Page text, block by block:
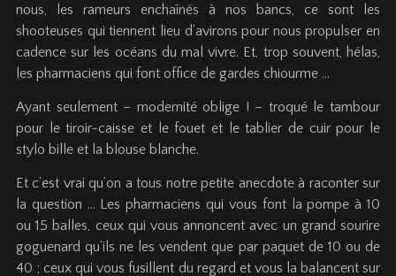
nous, les rameurs enchaînés à nos bancs, ce sont les
shooteuses qui tiennent lieu d’avirons pour nous propulser en
cadence sur les océans du mal vivre. Et, trop souvent, hélas,
les pharmaciens qui font office de gardes chiourme …
Ayant seulement – modernité oblige ! – troqué le tambour
pour le tiroir-caisse et le fouet et le tablier de cuir pour le
stylo bille et la blouse blanche.
Et c’est vrai qu’on a tous notre petite anecdote à raconter sur
la question … Les pharmaciens qui vous font la pompe à 10
ou 15 balles, ceux qui vous annoncent avec un grand sourire
goguenard qu’ils ne les vendent que par paquet de 10 ou de
40 ; ceux qui vous fusillent du regard et vous la balancent sur